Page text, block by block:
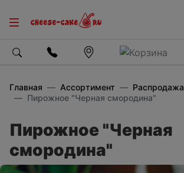
Главная Ассортимент
Распродажа
Пирожное "Черная смородина"
Пирожное "Черная
смородина"